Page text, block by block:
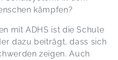
kämpfen?
mit ADHS ist die Schule
dazu beiträgt, dass sich
zeigen. Auch